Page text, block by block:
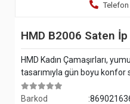
HMD B2006 Saten
HMD Kadın Çamaşırları,
tasarımıyla gün boyu konfor
Barkod